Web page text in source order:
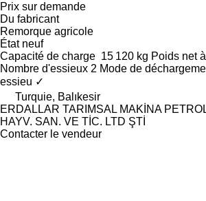
Prix sur demande
Du fabricant
Remorque agricole
Étatneuf
Capacité de charge 15 120 kg Poids net
Nombre d'essieux 2 Mode de
essieu ✓
Turquie, Balıkesir
ERDALLAR TARIMSAL MAKİNA
HAYV. SAN. VE TİC. LTD ŞTİ
Contacter le vendeur